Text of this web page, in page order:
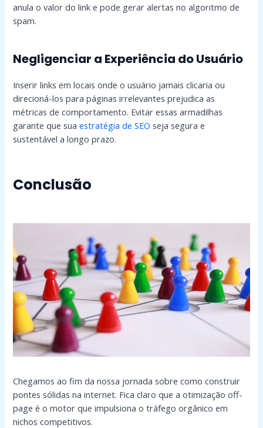
anula o valor do link e pode gerar alertas no algoritmo de
spam.
Negligenciar a Experiência do Usuário
Inserir links em locais onde o usuário jamais clicaria ou
direcioná-los para páginas irrelevantes prejudica as
métricas de comportamento. Evitar essas armadilhas
garante que suaestratégia de SEO seja segura e
sustentável a longo prazo.
Conclusão
Chegamos ao fim da nossa jornada sobre como construir
pontes sólidas na internet. Fica claro que a otimização off-
page é o motor que impulsiona o tráfego orgânico em
nichos competitivos.